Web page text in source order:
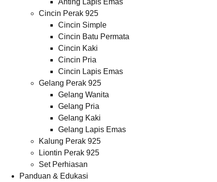
Anting Lapis Emas
Cincin Perak 925
Cincin Simple
Cincin Batu Permata
Cincin Kaki
Cincin Pria
Cincin Lapis Emas
Gelang Perak 925
Gelang Wanita
Gelang Pria
Gelang Kaki
Gelang Lapis Emas
Kalung Perak 925
Liontin Perak 925
Set Perhiasan
Panduan & Edukasi